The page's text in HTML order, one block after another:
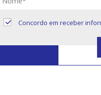
Concordo em receber